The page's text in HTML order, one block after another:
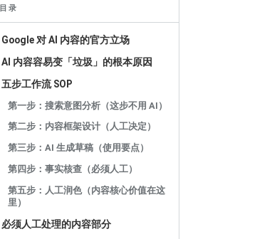
目录
Google 对 AI 内容的官方立场
AI 内容容易变「垃圾」的根本原因
五步工作流 SOP
第一步：搜索意图分析（这步不用 AI）
第二步：内容框架设计（人工决定）
第三步：AI 生成草稿（使用要点）
第四步：事实核查（必须人工）
第五步：人工润色（内容核心价值在这
里）
必须人工处理的内容部分